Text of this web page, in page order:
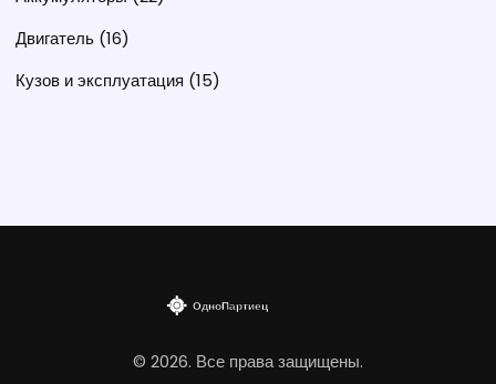
Двигатель (16)
Кузов и эксплуатация (15)
© 2026. Все права защищены.